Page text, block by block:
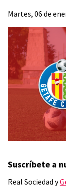
Martes, 06 de
Suscríbete a
Real Sociedad y